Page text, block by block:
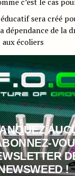
sera créé
dépendance de la
écoliers
!